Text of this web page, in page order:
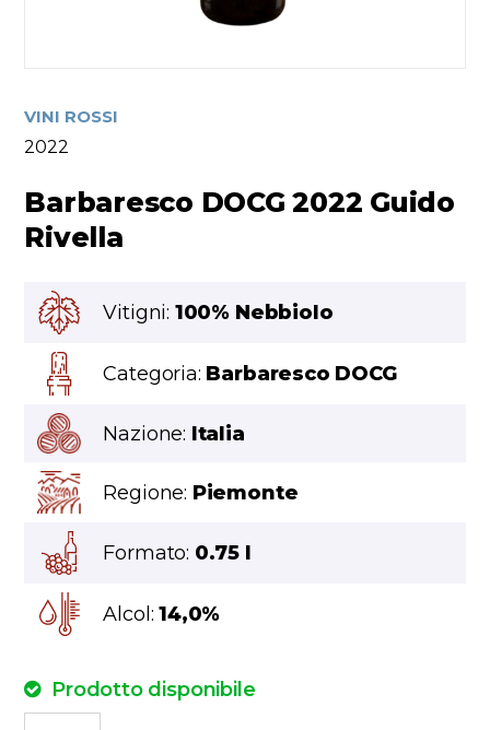
VINI ROSSI
2022
Barbaresco DOCG 2022 Guido
Rivella
Vitigni: 100% Nebbiolo
Categoria: Barbaresco DOCG
Nazione: Italia
Regione: Piemonte
Formato: 0.75 l
Alcol:14,0%
Prodotto disponibile